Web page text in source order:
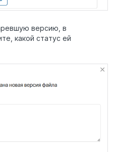
версию, в
какой статус ей